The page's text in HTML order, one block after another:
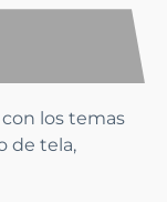
los temas
de tela,